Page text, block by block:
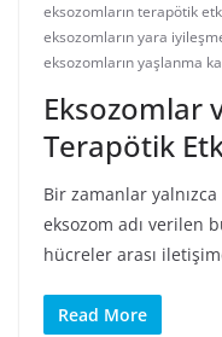
eksozomların terapötik
eksozomların yara
eksozomların yaşlanma
Eksozomlar
Terapötik
Bir zamanlar
eksozom adı verilen
hücreler arası
Read More